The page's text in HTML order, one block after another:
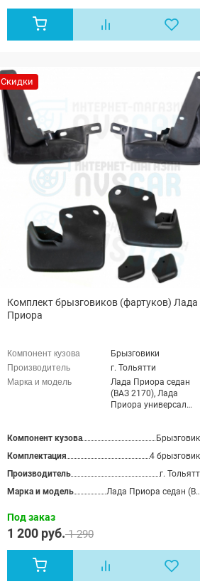
Скидки
Комплект брызговиков (фартуков) Лада
Приора
Брызговики
г. Тольятти
Лада Приора седан
(ВАЗ 2170), Лада
Приора универсал
2172), Лада Приора
купэ (ВАЗ 21728), Лада
Приора-2 седан (ВАЗ
21704), Лада Приора-
Компонент кузова
Комплектация
4
Производитель
г.
Марка и модель
Лада Приора седан (ВАЗ 2170), Лада Приора универсал (ВАЗ 2171), Лада Приора хэтчбек (ВАЗ 2172), Лада Приора купэ (ВАЗ 21728), Лада Приора-2 седан (ВАЗ 21704), Лада Приора-2 хэтчбек (ВАЗ 21724)
Под заказ
1 200 руб.1 290